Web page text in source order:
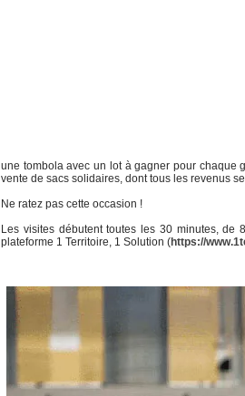
une tombola avec un lot à gagner pour chaque
vente de sacs solidaires, dont tous les revenus
Ne ratez pas cette occasion !
Les visites débutent toutes les 30 minutes,
plateforme 1 Territoire, 1 Solution (https://